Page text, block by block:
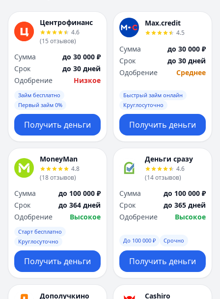
Новокузнецк
Новосибирск
Оренбург
П
Пермь
Р
Ростов-на-Дону
Рязань
С
Самара
Санкт-Петербург
Саратов
Севастополь
Сургут
Тверь
Тольятти
Томск
Тула
Тюмень
Новокузнецк
Новосибирск
Оренбург
П
Пермь
Р
Ростов-на-Дону
Рязань
С
Самара
Санкт-Петербург
Саратов
Севастополь
Сочи
Сургут
Тверь
Тольятти
Томск
Тула
Тюмень
Центрофинанс
4.6
(15 отзывов)
Сумма
до 30 000 ₽
Срок
до 30 дней
Одобрение
Низкое
Займ бесплатно
Первый займ 0%
Получить деньги
Max.credit
4.5
Сумма
до 30 000 ₽
Срок
до 30 дней
Одобрение
Среднее
Быстрый займ онлайн
Круглосуточно
Получить деньги
MoneyMan
4.8
(18отзывов)
Сумма
до 100 000 ₽
Срок
до 364 дней
Одобрение
Высокое
Старт бесплатно
Круглосуточно
Получить деньги
Деньги сразу
4.6
(14отзывов)
Сумма
до 100 000 ₽
Срок
до 365 дней
Одобрение
Высокое
До 100 000 ₽ Срочно
Получить деньги
Дополучкино Cashiro